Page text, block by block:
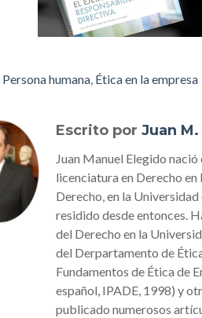
Persona humana, Ética en la empresa
Escrito porJuan
Juan Manuel Elegido
licenciatura en Derecho
Derecho, en la
residido desde entonces.
del Derecho en la
del Derpartamento de
Fundamentos de Ética de
español, IPADE, 1998) y
publicado numerosos